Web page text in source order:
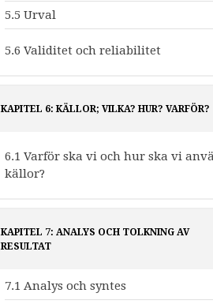
5.5 Urval
5.6 Validitet och reliabilitet
KAPITEL 6: KÄLLOR; VILKA? HUR? VARFÖR?
6.1 Varför ska vi och hur ska vi
källor?
KAPITEL 7: ANALYS OCH TOLKNING AV
RESULTAT
7.1 Analys och syntes